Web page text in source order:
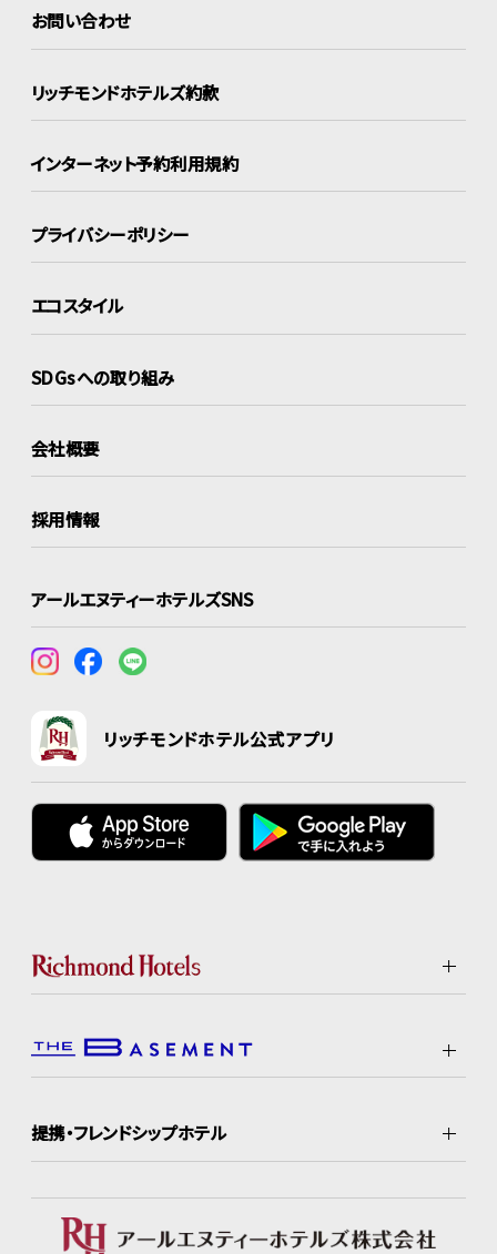
お問い合わせ
リッチモンドホテルズ約款
インターネット予約利用規約
プライバシーポリシー
エコスタイル
SDGsへの取り組み
会社概要
採用情報
アールエヌティーホテルズSNS
リッチモンドホテル公式アプリ
提携・フレンドシップホテル